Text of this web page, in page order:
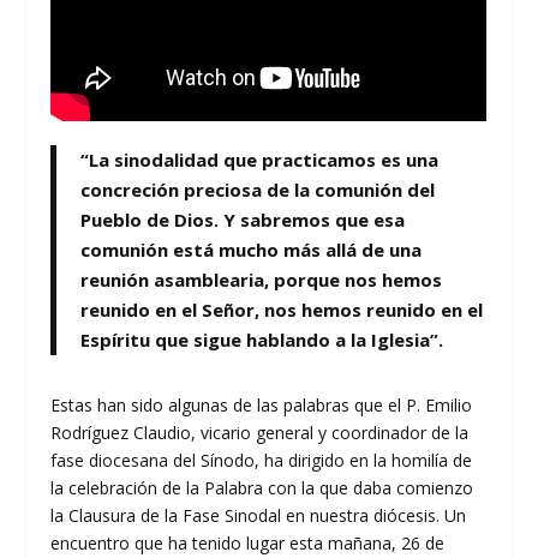
“La sinodalidad que practicamos es una
concreción preciosa de la comunión del
Pueblo de Dios. Y sabremos que esa
comunión está mucho más allá de una
reunión asamblearia, porque nos hemos
reunido en el Señor, nos hemos reunido en el
Espíritu que sigue hablando a la Iglesia”.
Estas han sido algunas de las palabras que el P. Emilio
Rodríguez Claudio, vicario general y coordinador de la
fase diocesana del Sínodo, ha dirigido en la homilía de
la celebración de la Palabra con la que daba comienzo
la Clausura de la Fase Sinodal en nuestra diócesis. Un
encuentro que ha tenido lugar esta mañana, 26 de